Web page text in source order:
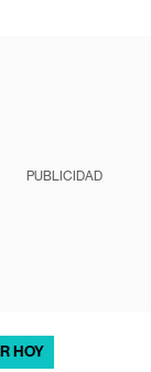
PUBLICIDAD
HOY